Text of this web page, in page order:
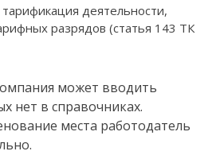
деятельности,
разрядов (статья 143 ТК
может вводить
нет в справочниках.
места работодатель